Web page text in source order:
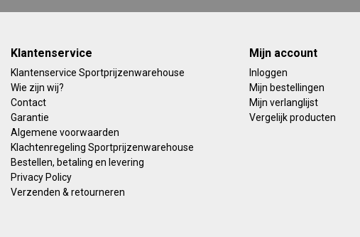
Klantenservice
Klantenservice Sportprijzenwarehouse
Wie zijn wij?
Contact
Garantie
Algemene voorwaarden
Klachtenregeling Sportprijzenwarehouse
Bestellen, betaling en levering
Privacy Policy
Verzenden & retourneren
Mijn account
Inloggen
Mijn bestellingen
Mijn verlanglijst
Vergelijk producten